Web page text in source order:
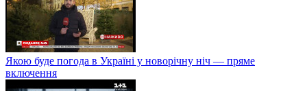
Якою буде погода в Україні у новорічну ніч — пряме
включення